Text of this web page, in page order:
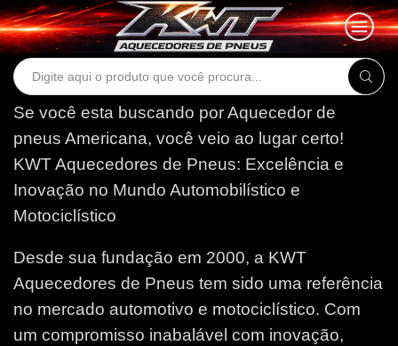
Search
Se você esta buscando por Aquecedor de
pneus Americana, você veio ao lugar certo!
KWT Aquecedores de Pneus: Excelência e
Inovação no Mundo Automobilístico e
Motociclístico
Desde sua fundação em 2000, a KWT
Aquecedores de Pneus tem sido uma referência
no mercado automotivo e motociclístico. Com
um compromisso inabalável com inovação,